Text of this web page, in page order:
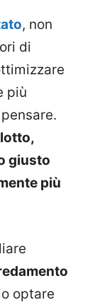
, non
di
più
giusto
più
optare